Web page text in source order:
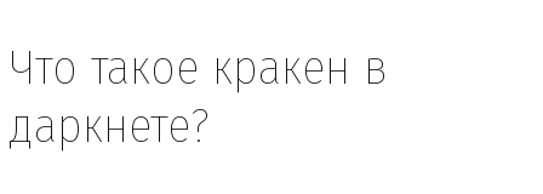
Что такое кракен в
даркнете?